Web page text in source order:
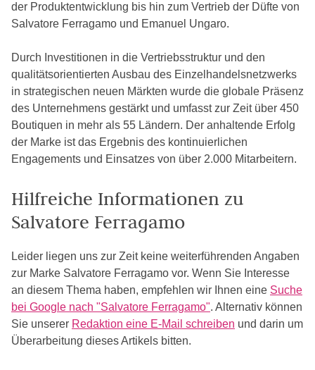
der Produktentwicklung bis hin zum Vertrieb der Düfte von
Salvatore Ferragamo und Emanuel Ungaro.
Durch Investitionen in die Vertriebsstruktur und den
qualitätsorientierten Ausbau des Einzelhandelsnetzwerks
in strategischen neuen Märkten wurde die globale Präsenz
des Unternehmens gestärkt und umfasst zur Zeit über 450
Boutiquen in mehr als 55 Ländern. Der anhaltende Erfolg
der Marke ist das Ergebnis des kontinuierlichen
Engagements und Einsatzes von über 2.000 Mitarbeitern.
Hilfreiche Informationen zu
Salvatore Ferragamo
Leider liegen uns zur Zeit keine weiterführenden Angaben
zur Marke Salvatore Ferragamo vor. Wenn Sie Interesse
an diesem Thema haben, empfehlen wir Ihnen eine Suche
bei Google nach "Salvatore Ferragamo". Alternativ können
Sie unserer Redaktion eine E-Mail schreiben und darin um
Überarbeitung dieses Artikels bitten.